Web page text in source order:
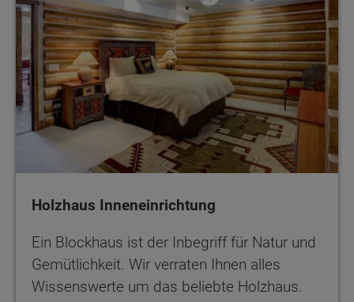
Holzhaus Inneneinrichtung
Ein Blockhaus ist der Inbegriff für Natur und
Gemütlichkeit. Wir verraten Ihnen alles
Wissenswerte um das beliebte Holzhaus.